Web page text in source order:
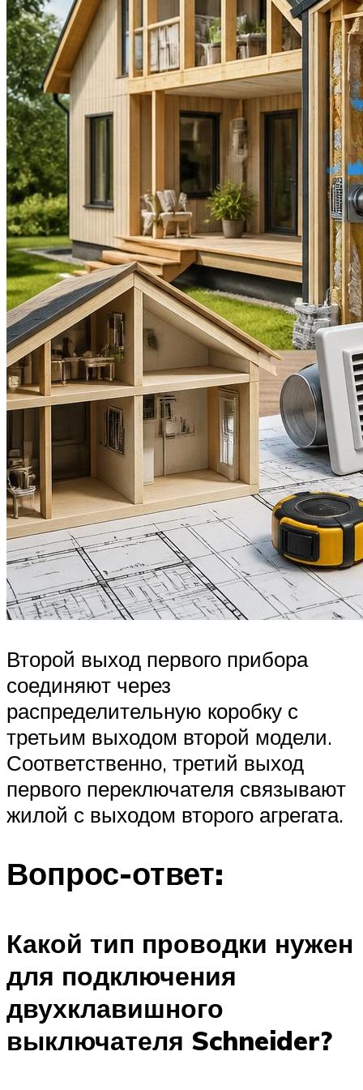
Второй выход первого прибора
соединяют через
распределительную коробку с
третьим выходом второй модели.
Соответственно, третий выход
первого переключателя связывают
жилой с выходом второго агрегата.
Вопрос-ответ:
Какой тип проводки нужен
для подключения
двухклавишного
выключателя Schneider?